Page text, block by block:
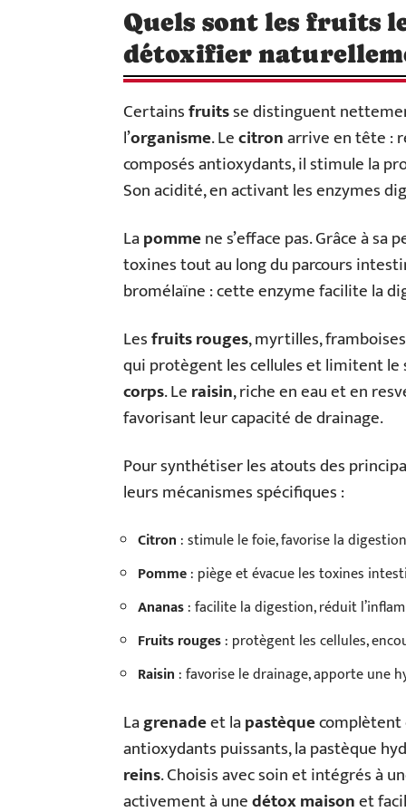
Quels sont les fruits
détoxifier
Certainsfruitsse distinguent
l’organisme. Lecitronarrive en tête :
composés antioxydants, il stimule la
Son acidité, en activant les enzymes
Lapommene s’efface pas. Grâce à sa
toxines tout au long du parcours
bromélaïne : cette enzyme facilite la
Lesfruits rouges, myrtilles,
qui protègent les cellules et limitent
corps. Leraisin, riche en eau et en
favorisant leur capacité de drainage.
Pour synthétiser les atouts des
leurs mécanismes spécifiques :
Citron : stimule le foie, favorise la digestion
Pomme: piège et évacue les toxines
Ananas: facilite la digestion, réduit
Fruits rouges: protègent les cellules,
Raisin : favorise le drainage, apporte une
Lagrenadeet lapastèquecomplètent
antioxydants puissants, la pastèque
reins. Choisis avec soin et intégrés à
activement à unedétox maisonet